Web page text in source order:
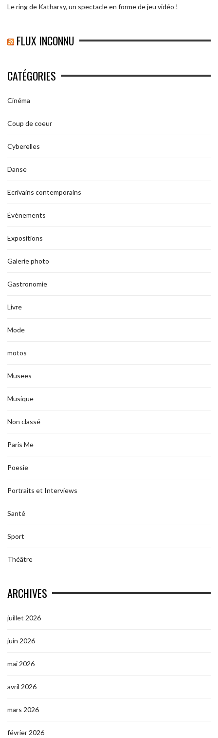
Le ring de Katharsy, un spectacle en forme de jeu vidéo !
FLUX INCONNU
CATÉGORIES
Cinéma
Coup de coeur
Cyberelles
Danse
Ecrivains contemporains
Évènements
Expositions
Galerie photo
Gastronomie
Livre
Mode
motos
Musees
Musique
Non classé
Paris Me
Poesie
Portraits et Interviews
Santé
Sport
Théâtre
ARCHIVES
juillet 2026
juin 2026
mai 2026
avril 2026
mars 2026
février 2026